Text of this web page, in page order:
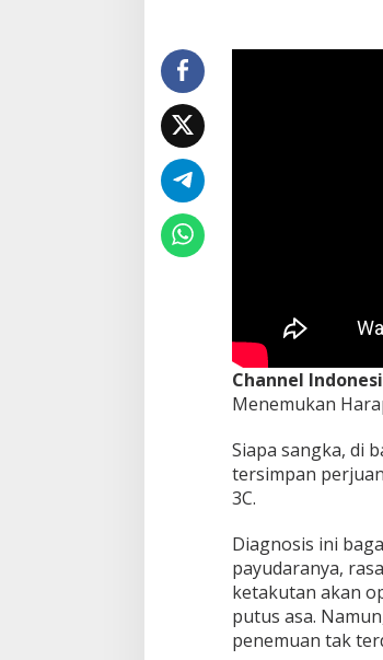
o
Channel
Menemukan
Siapa sangka, di
tersimpan
3C.
Diagnosis ini
payudaranya,
ketakutan akan
putus asa.
penemuan tak